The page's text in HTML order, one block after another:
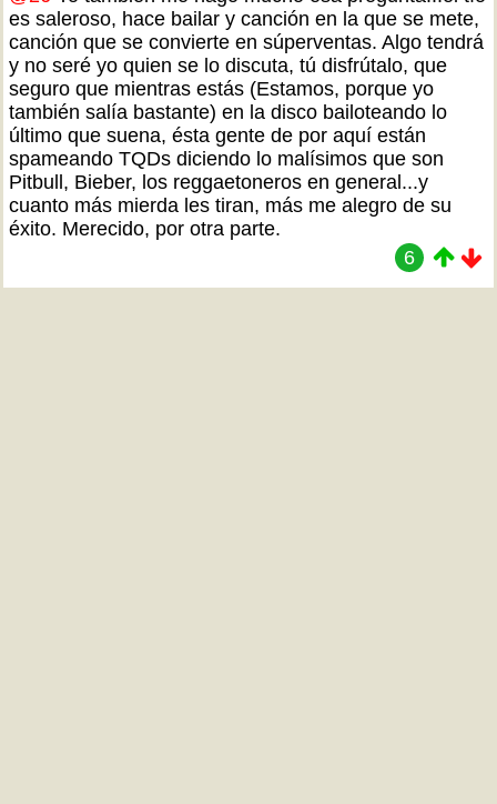
es saleroso, hace bailar y canción en la que se mete,
canción que se convierte en súperventas. Algo tendrá
y no seré yo quien se lo discuta, tú disfrútalo, que
seguro que mientras estás (Estamos, porque yo
también salía bastante) en la disco bailoteando lo
último que suena, ésta gente de por aquí están
spameando TQDs diciendo lo malísimos que son
Pitbull, Bieber, los reggaetoneros en general...y
cuanto más mierda les tiran, más me alegro de su
éxito. Merecido, por otra parte.
6